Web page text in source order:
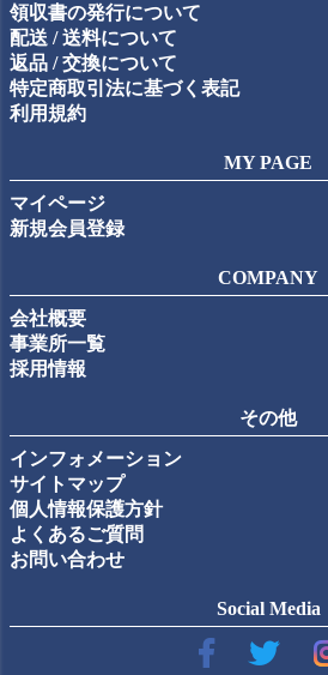
領収書の発行について
配送 / 送料について
返品 / 交換について
特定商取引法に基づく表記
利用規約
MY PAGE
マイページ
新規会員登録
COMPANY
会社概要
事業所一覧
採用情報
その他
インフォメーション
サイトマップ
個人情報保護方針
よくあるご質問
お問い合わせ
Social Media